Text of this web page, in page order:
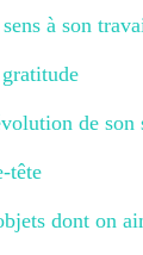
à son
de son
tête
dont on